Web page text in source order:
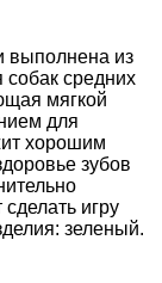
выполнена из
собак средних
мягкой
для
хорошим
зубов
игру
зеленый.